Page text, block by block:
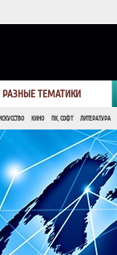
ТЕМАТИКИ
ИСКУССТВО КИНО ПК, СОФТ ЛИТЕРАТУРА